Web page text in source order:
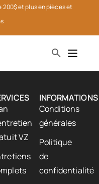
et plus en pièces et
VZ
INFORMATIONS
Conditions
générales
Politique
de
confidentialité